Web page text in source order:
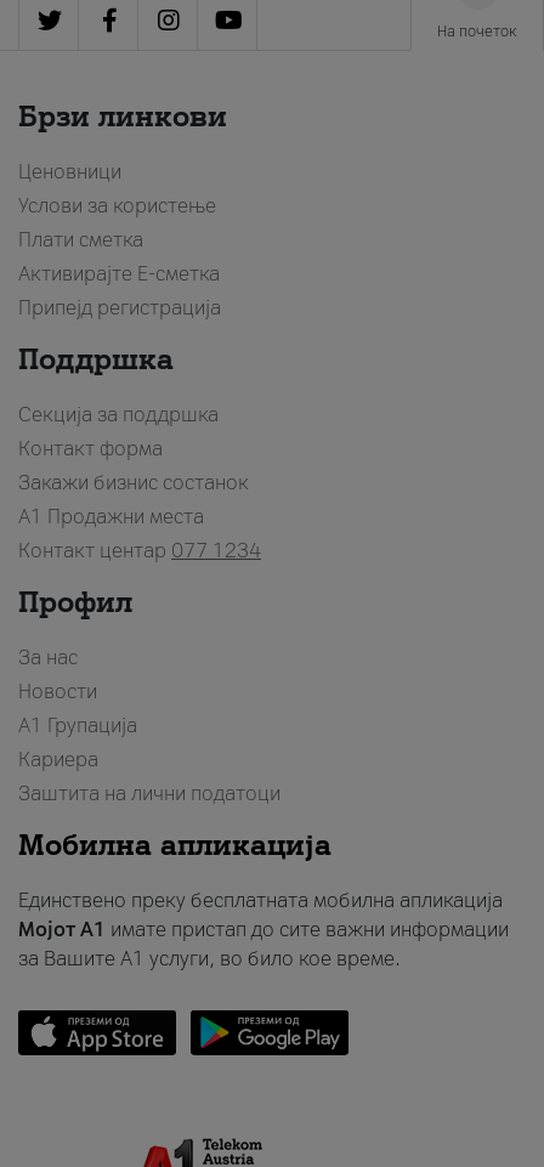
На почеток
Брзи линкови
Ценовници
Услови за користење
Плати сметка
Активирајте Е-сметка
Припејд регистрација
Поддршка
Секција за поддршка
Контакт форма
Закажи бизнис состанок
A1 Продажни места
Контакт центар 077 1234
Профил
За нас
Новости
А1 Групација
Кариера
Заштита на лични податоци
Мобилна апликација
Единствено преку бесплатната мобилна апликација
Мојот A1 имате пристап до сите важни информации
за Вашите A1 услуги, во било кое време.